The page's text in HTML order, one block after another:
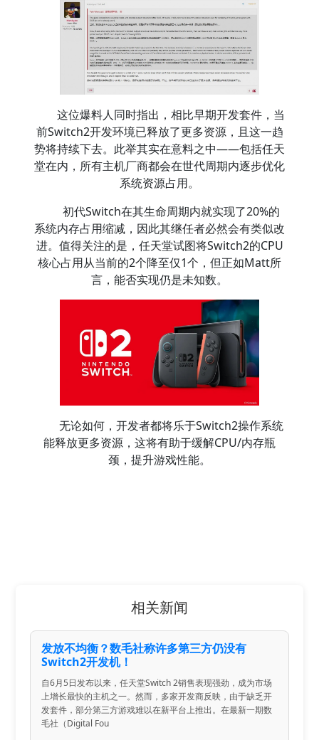
这位爆料人同时指出，相比早期开发套件，当
前Switch2开发环境已释放了更多资源，且这一趋
势将持续下去。此举其实在意料之中——包括任天
堂在内，所有主机厂商都会在世代周期内逐步优化
系统资源占用。
初代Switch在其生命周期内就实现了20%的
系统内存占用缩减，因此其继任者必然会有类似改
进。值得关注的是，任天堂试图将Switch2的CPU
核心占用从当前的2个降至仅1个，但正如Matt所
言，能否实现仍是未知数。
无论如何，开发者都将乐于Switch2操作系统
能释放更多资源，这将有助于缓解CPU/内存瓶
颈，提升游戏性能。
相关新闻
发放不均衡？数毛社称许多第三方仍没有
Switch2开发机！
自6月5日发布以来，任天堂Switch 2销售表现强劲，成为市场
上增长最快的主机之一。然而，多家开发商反映，由于缺乏开
发套件，部分第三方游戏难以在新平台上推出。在最新一期数
毛社（Digital Fou